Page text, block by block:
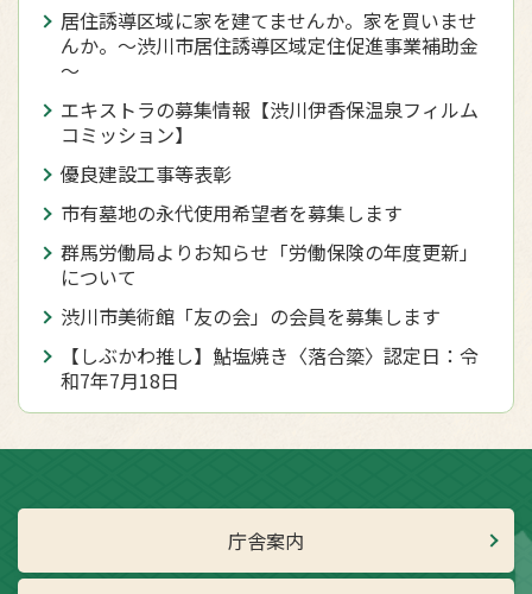
居住誘導区域に家を建てませんか。家を買いませ
んか。～渋川市居住誘導区域定住促進事業補助金
～
エキストラの募集情報【渋川伊香保温泉フィルム
コミッション】
優良建設工事等表彰
市有墓地の永代使用希望者を募集します
群馬労働局よりお知らせ「労働保険の年度更新」
について
渋川市美術館「友の会」の会員を募集します
【しぶかわ推し】鮎塩焼き〈落合簗〉認定日：令
和7年7月18日
庁舎案内